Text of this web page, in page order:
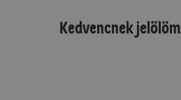
Kedvencnek jelölöm